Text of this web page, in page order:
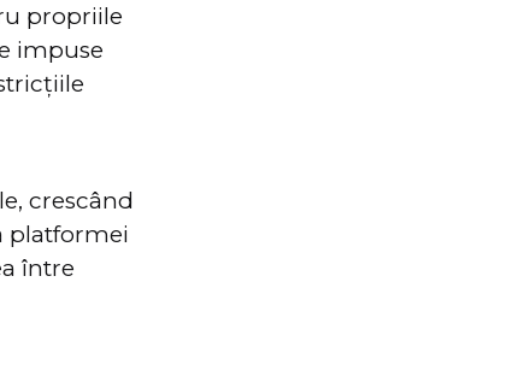
propriile
impuse
crescând
platformei
între